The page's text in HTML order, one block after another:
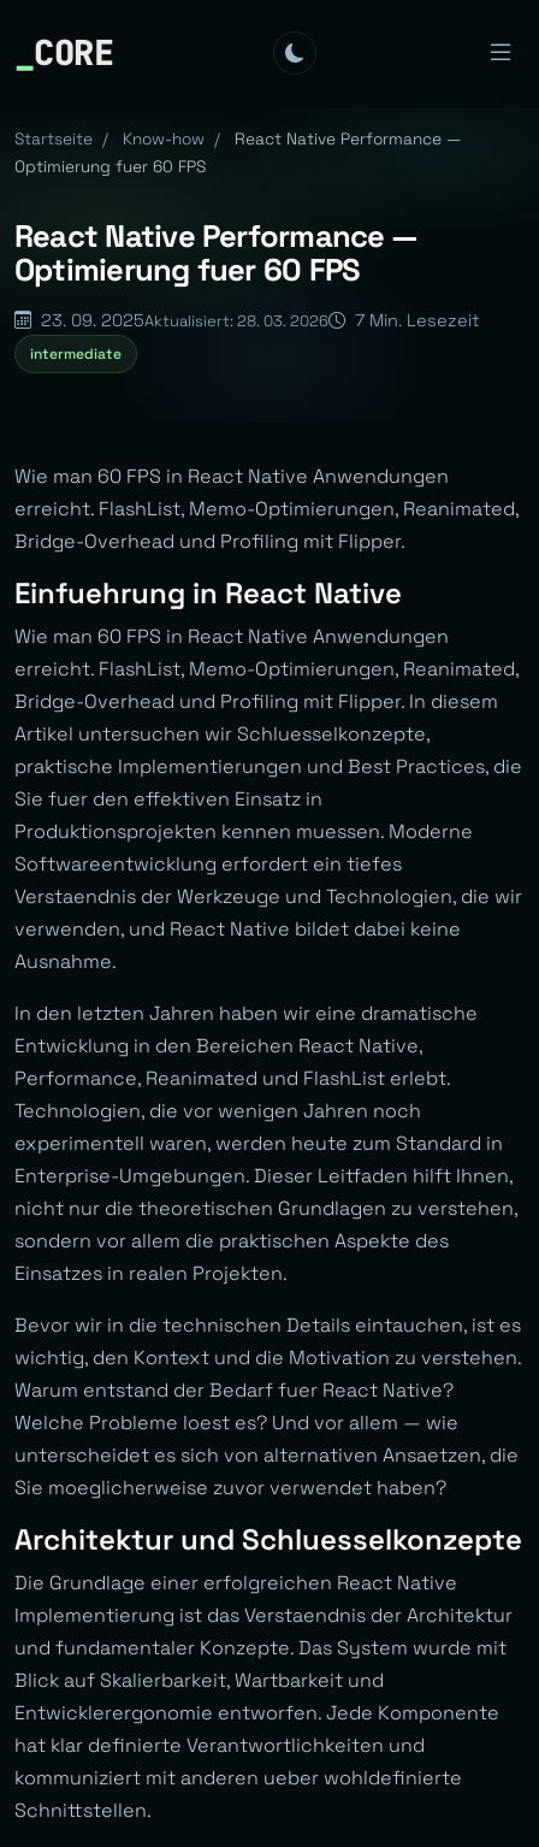
_CORE
Startseite / Know-how /
React Native Performance —
Optimierung fuer 60 FPS
React Native Performance —
Optimierung fuer 60 FPS
23. 09. 2025Aktualisiert: 28. 03. 2026 7 Min. Lesezeit
intermediate
Wie man 60 FPS in React Native Anwendungen
erreicht. FlashList, Memo-Optimierungen, Reanimated,
Bridge-Overhead und Profiling mit Flipper.
Einfuehrung in React Native
Wie man 60 FPS in React Native Anwendungen
erreicht. FlashList, Memo-Optimierungen, Reanimated,
Bridge-Overhead und Profiling mit Flipper. In diesem
Artikel untersuchen wir Schluesselkonzepte,
praktische Implementierungen und Best Practices, die
Sie fuer den effektiven Einsatz in
Produktionsprojekten kennen muessen. Moderne
Softwareentwicklung erfordert ein tiefes
Verstaendnis der Werkzeuge und Technologien, die wir
verwenden, und React Native bildet dabei keine
Ausnahme.
In den letzten Jahren haben wir eine dramatische
Entwicklung in den Bereichen React Native,
Performance, Reanimated und FlashList erlebt.
Technologien, die vor wenigen Jahren noch
experimentell waren, werden heute zum Standard in
Enterprise-Umgebungen. Dieser Leitfaden hilft Ihnen,
nicht nur die theoretischen Grundlagen zu verstehen,
sondern vor allem die praktischen Aspekte des
Einsatzes in realen Projekten.
Bevor wir in die technischen Details eintauchen, ist es
wichtig, den Kontext und die Motivation zu verstehen.
Warum entstand der Bedarf fuer React Native?
Welche Probleme loest es? Und vor allem — wie
unterscheidet es sich von alternativen Ansaetzen, die
Sie moeglicherweise zuvor verwendet haben?
Architektur und Schluesselkonzepte
Die Grundlage einer erfolgreichen React Native
Implementierung ist das Verstaendnis der Architektur
und fundamentaler Konzepte. Das System wurde mit
Blick auf Skalierbarkeit, Wartbarkeit und
Entwicklerergonomie entworfen. Jede Komponente
hat klar definierte Verantwortlichkeiten und
kommuniziert mit anderen ueber wohldefinierte
Schnittstellen.